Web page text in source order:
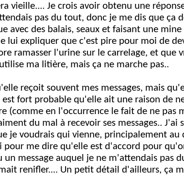
vieille.... Je crois avoir obtenu une
pas du tout, donc je me dis que ça
avec des balais, seaux et faisant une
lui expliquer que c'est pire pour moi de
ramasser l'urine sur le carrelage, et que
ma litière, mais ça ne marche pas..
reçoit souvent mes messages, mais
fort probable qu'elle ait une raison de
(comme en l'occurrence le fait de ne pas
du mal à recevoir ses messages.. J'ai
je voudrais qui vienne, principalement au
pour me dire qu'elle est d'accord pour
un message auquel je ne m'attendais pas
renifler.... Un petit détail d'ailleurs, ça